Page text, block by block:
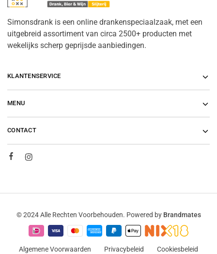
Simonsdrank is een online drankenspeciaalzaak, met een
uitgebreid assortiment van circa 2500+ producten met
wekelijks scherp geprijsde aanbiedingen.
KLANTENSERVICE
MENU
CONTACT
© 2024 Alle Rechten Voorbehouden. Powered by Brandmates
Algemene Voorwaarden Privacybeleid Cookiesbeleid